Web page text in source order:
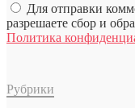
Для отправки
разрешаете сбор и
Политика
Рубрики